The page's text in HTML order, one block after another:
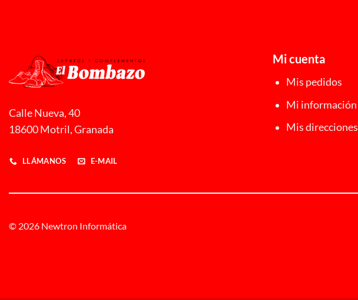
Calle Nueva, 40
18600 Motril, Granada
LLÁMANOS E-MAIL
Mi cuenta
Mis pedidos
Mi información
Mis direcciones
© 2026 Newtron Informática